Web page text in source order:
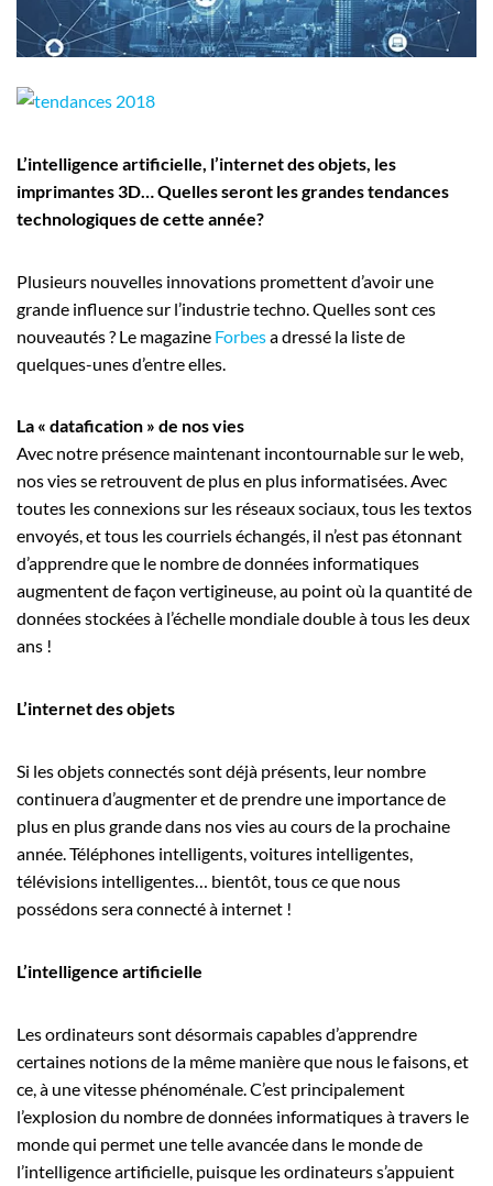
Employeurs
Publiez une offre d'emploi
L’intelligence artificielle, l’internet des objets, les
imprimantes 3D… Quelles seront les grandes tendances
technologiques de cette année?
Plusieurs nouvelles innovations promettent d’avoir une
grande influence sur l’industrie techno. Quelles sont ces
nouveautés ? Le magazine Forbesa dressé la liste de
quelques-unes d’entre elles.
La « datafication » de nos vies
Avec notre présence maintenant incontournable sur le web,
nos vies se retrouvent de plus en plus informatisées. Avec
toutes les connexions sur les réseaux sociaux, tous les textos
envoyés, et tous les courriels échangés, il n’est pas étonnant
d’apprendre que le nombre de données informatiques
augmentent de façon vertigineuse, au point où la quantité de
données stockées à l’échelle mondiale double à tous les deux
ans !
L’internet des objets
Si les objets connectés sont déjà présents, leur nombre
continuera d’augmenter et de prendre une importance de
plus en plus grande dans nos vies au cours de la prochaine
année. Téléphones intelligents, voitures intelligentes,
télévisions intelligentes… bientôt, tous ce que nous
possédons sera connecté à internet !
L’intelligence artificielle
Les ordinateurs sont désormais capables d’apprendre
certaines notions de la même manière que nous le faisons, et
ce, à une vitesse phénoménale. C’est principalement
l’explosion du nombre de données informatiques à travers le
monde qui permet une telle avancée dans le monde de
l’intelligence artificielle, puisque les ordinateurs s’appuient